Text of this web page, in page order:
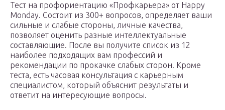
Тест на профориентацию «Профкарьера» от Happy
Monday. Состоит из 300+ вопросов, определяет ваши
сильные и слабые стороны, личные качества,
позволяет оценить разные интеллектуальные
составляющие. После вы получите список из 12
наиболее подходящих вам профессий и
рекомендации по прокачке слабых сторон. Кроме
теста, есть часовая консультация с карьерным
специалистом, который объяснит результаты и
ответит на интересующие вопросы.